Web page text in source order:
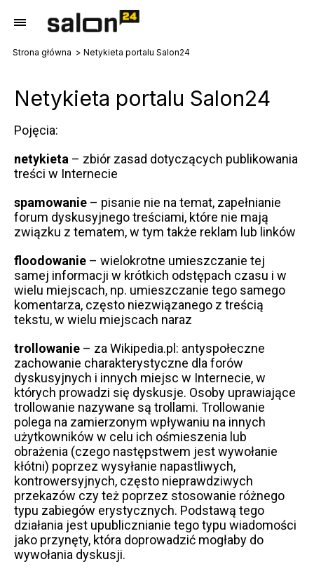
Strona główna Netykieta portalu Salon24
Netykieta portalu Salon24
Pojęcia:
netykieta – zbiór zasad dotyczących publikowania
treści w Internecie
spamowanie – pisanie nie na temat, zapełnianie
forum dyskusyjnego treściami, które nie mają
związku z tematem, w tym także reklam lub linków
floodowanie – wielokrotne umieszczanie tej
samej informacji w krótkich odstępach czasu i w
wielu miejscach, np. umieszczanie tego samego
komentarza, często niezwiązanego z treścią
tekstu, w wielu miejscach naraz
trollowanie – za Wikipedia.pl: antyspołeczne
zachowanie charakterystyczne dla forów
dyskusyjnych i innych miejsc w Internecie, w
których prowadzi się dyskusje. Osoby uprawiające
trollowanie nazywane są trollami. Trollowanie
polega na zamierzonym wpływaniu na innych
użytkowników w celu ich ośmieszenia lub
obrażenia (czego następstwem jest wywołanie
kłótni) poprzez wysyłanie napastliwych,
kontrowersyjnych, często nieprawdziwych
przekazów czy też poprzez stosowanie różnego
typu zabiegów erystycznych. Podstawą tego
działania jest upublicznianie tego typu wiadomości
jako przynęty, która doprowadzić mogłaby do
wywołania dyskusji.